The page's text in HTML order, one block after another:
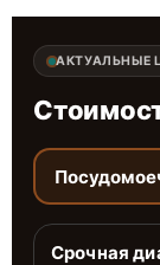
АКТУАЛЬНЫЕ
Срочная